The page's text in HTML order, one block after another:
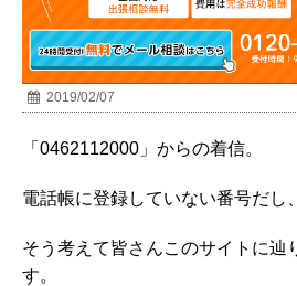
2019/02/07
「0462112000」からの着信。
電話帳に登録していない番号だし
そう考えて皆さんこのサイトに辿
す。